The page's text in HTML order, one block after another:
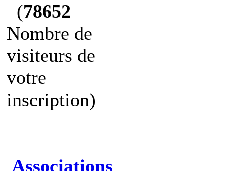
(78652
Nombre de
visiteurs de
votre
inscription)
Associations